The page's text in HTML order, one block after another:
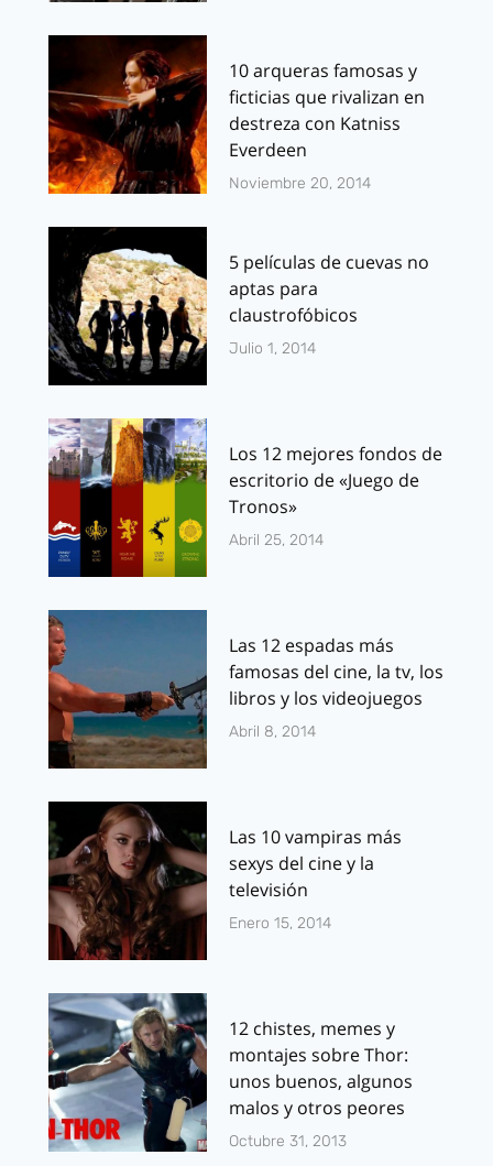
10 arqueras famosas y
ficticias que rivalizan en
destreza con Katniss
Everdeen
Noviembre 20, 2014
5 películas de cuevas no
aptas para
claustrofóbicos
Julio 1, 2014
Los 12 mejores fondos de
escritorio de «Juego de
Tronos»
Abril 25, 2014
Las 12 espadas más
famosas del cine, la tv, los
libros y los videojuegos
Abril 8, 2014
Las 10 vampiras más
sexys del cine y la
televisión
Enero 15, 2014
12 chistes, memes y
montajes sobre Thor:
unos buenos, algunos
malos y otros peores
Octubre 31, 2013